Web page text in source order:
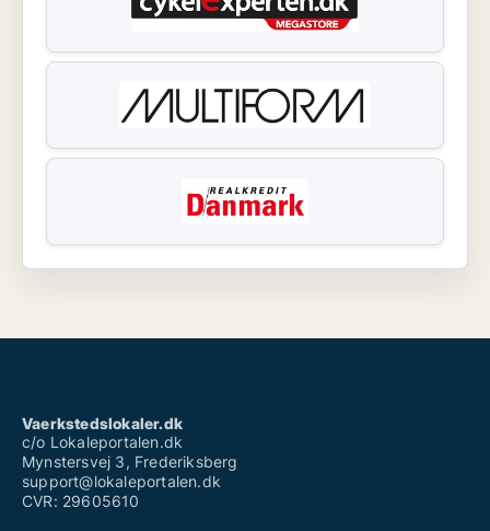
Vaerkstedslokaler.dk
c/o Lokaleportalen.dk
Mynstersvej 3, Frederiksberg
support@lokaleportalen.dk
CVR: 29605610